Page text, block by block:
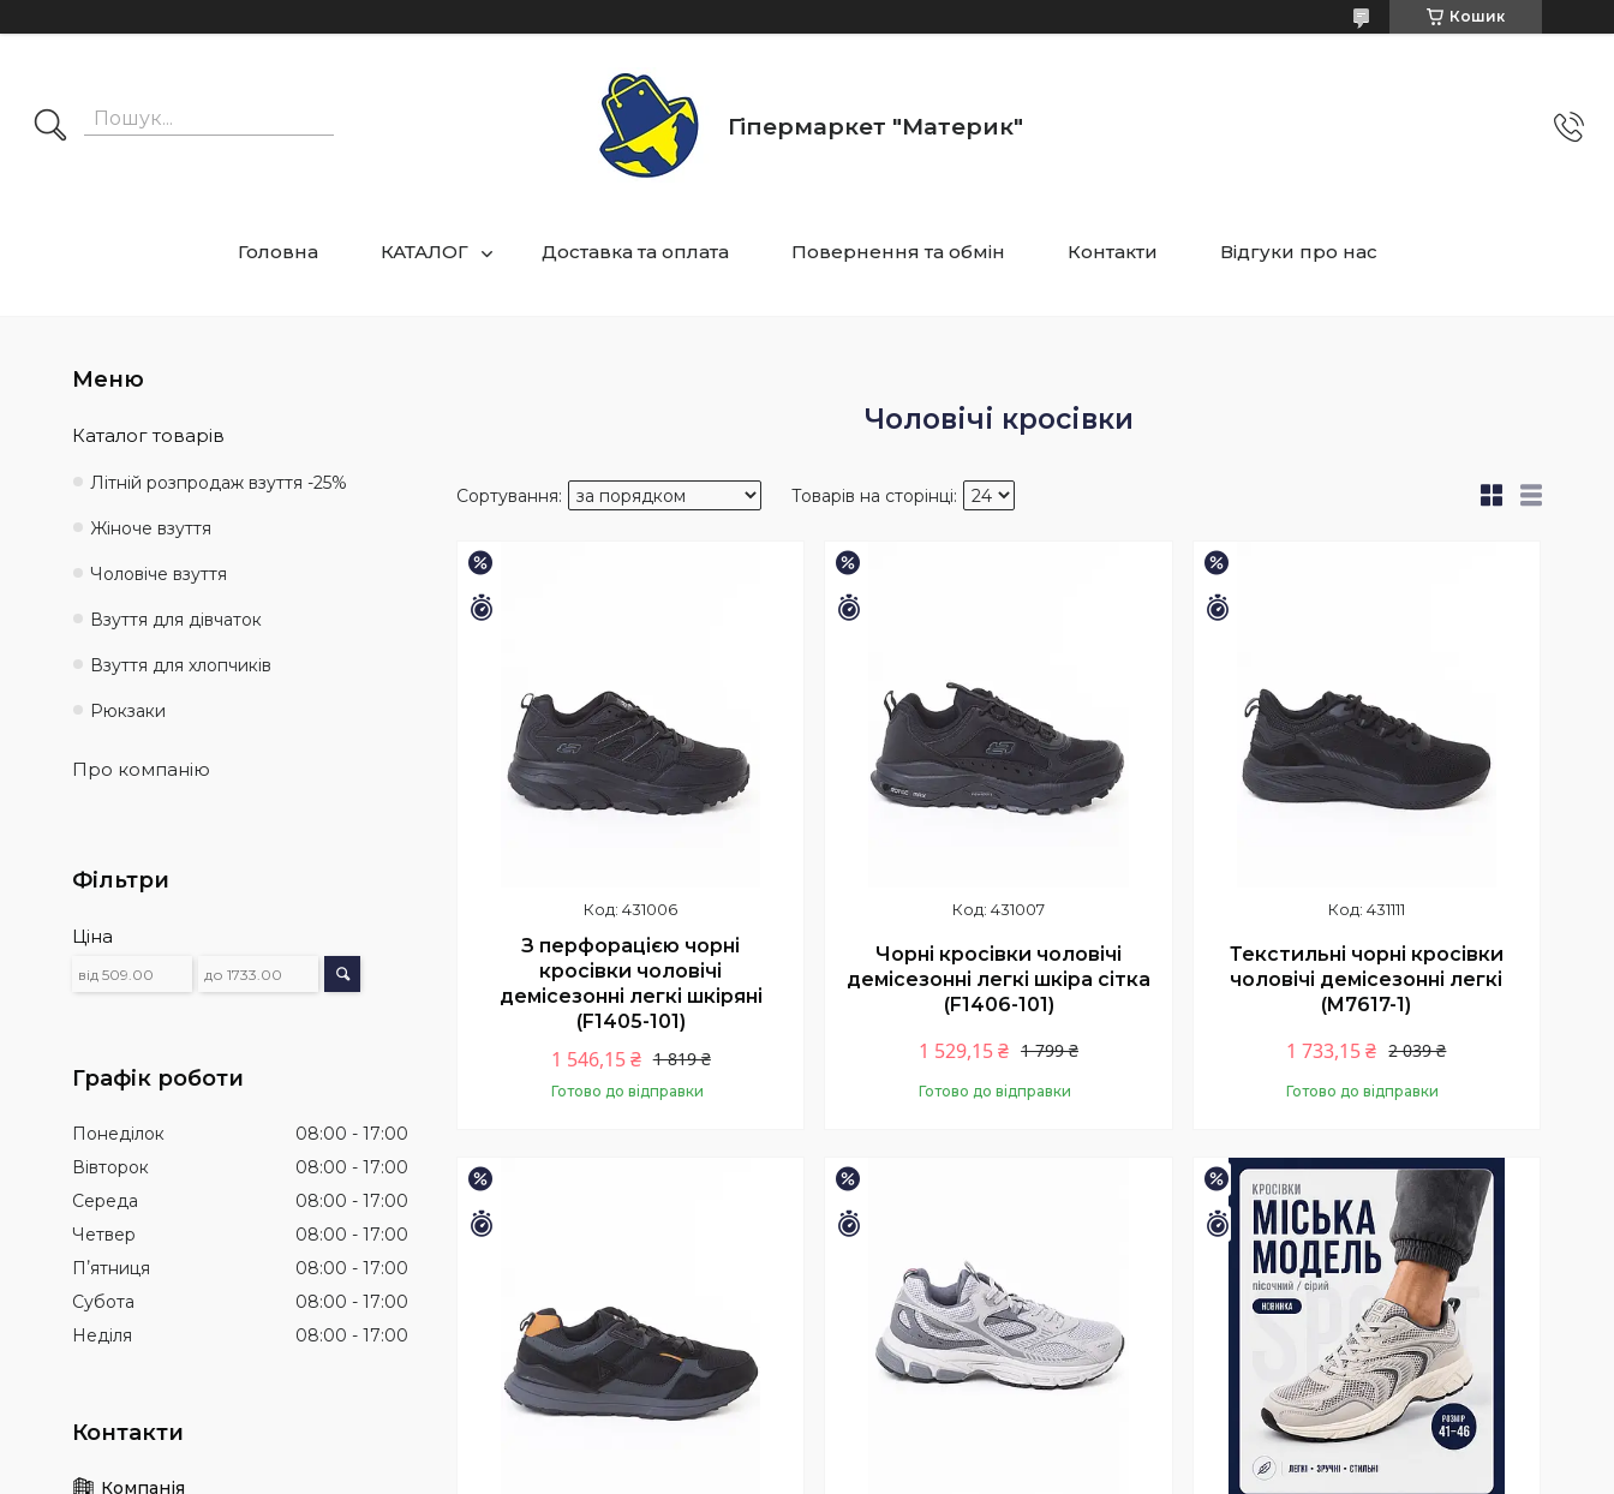
Кошик
Гіпермаркет "Материк"
Головна КАТАЛОГ Доставка та оплата Повернення та обмін Контакти Відгуки про нас
Чоловічі кросівки
431006
З перфорацією чорні
кросівки чоловічі
демісезонні легкі шкіряні
(F1405-101)
1 819 ₴
1 546,15 ₴
Готово до відправки
431007
Чорні кросівки чоловічі
демісезонні легкі шкіра сітка
(F1406-101)
1 799 ₴
1 529,15 ₴
Готово до відправки
431111
Текстильні чорні кросівки
чоловічі демісезонні легкі
(M7617-1)
2 039 ₴
1 733,15 ₴
Готово до відправки
Купити
–15%
Залишилось 9 днів
Каталог товарів
Літній розпродаж взуття -25%
Жіноче взуття
Чоловіче взуття
Взуття для дівчаток
Взуття для хлопчиків
Рюкзаки
Про компанію
Фільтри
Ціна
Графік роботи
Понеділок 08:00
17:00
Вівторок
08:00
17:00
Середа
08:00
17:00
Четвер
08:00
17:00
Пʼятниця
08:00
17:00
Субота
08:00
17:00
Неділя
08:00 17:00